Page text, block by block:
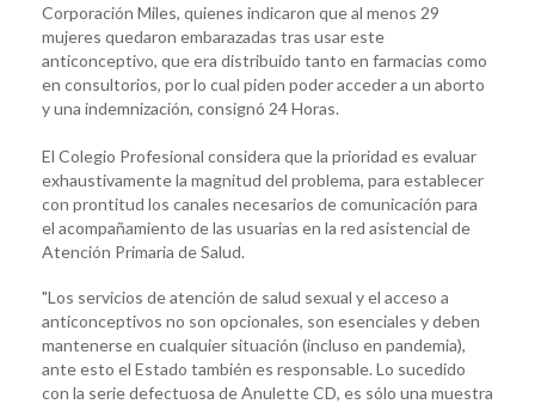
Corporación Miles, quienes indicaron que al menos 29
mujeres quedaron embarazadas tras usar este
anticonceptivo, que era distribuido tanto en farmacias como
en consultorios, por lo cual piden poder acceder a un aborto
y una indemnización, consignó 24 Horas.
El Colegio Profesional considera que la prioridad es evaluar
exhaustivamente la magnitud del problema, para establecer
con prontitud los canales necesarios de comunicación para
el acompañamiento de las usuarias en la red asistencial de
Atención Primaria de Salud.
"Los servicios de atención de salud sexual y el acceso a
anticonceptivos no son opcionales, son esenciales y deben
mantenerse en cualquier situación (incluso en pandemia),
ante esto el Estado también es responsable. Lo sucedido
con la serie defectuosa de Anulette CD, es sólo una muestra